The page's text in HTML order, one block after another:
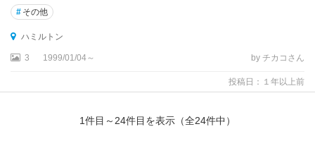
# その他
ハミルトン
3 1999/01/04～ by チカコさん
投稿日：１年以上前
1件目～ 24件目を表示（全24件中）